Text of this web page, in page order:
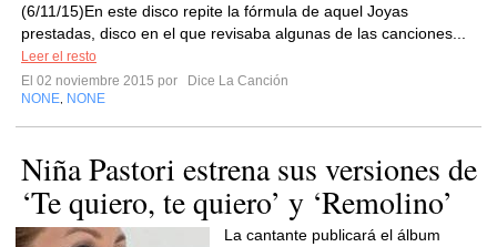
(6/11/15)En este disco repite la fórmula de aquel Joyas
prestadas, disco en el que revisaba algunas de las canciones...
Leer el resto
El 02 noviembre 2015 por
Dice La Canción
NONE NONE
Niña Pastori estrena sus versiones de
‘Te quiero, te quiero’ y ‘Remolino’
La cantante publicará el álbum